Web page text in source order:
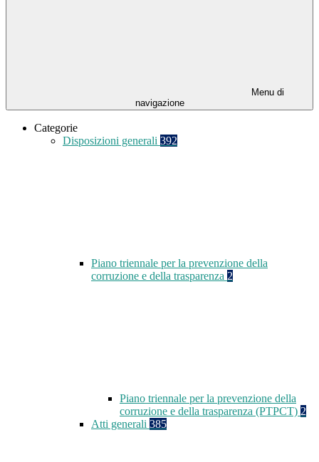
Menu di
navigazione
Categorie
Disposizioni generali 392
Piano triennale per la prevenzione della
corruzione e della trasparenza 2
Piano triennale per la prevenzione della
corruzione e della trasparenza (PTPCT) 2
Atti generali 385